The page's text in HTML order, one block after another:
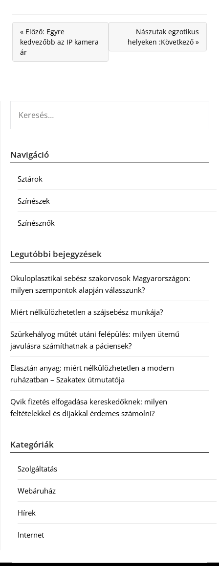
« Előző: Egyre
kedvezőbb az IP kamera
ár
Nászutak egzotikus
helyeken :Következő »
Navigáció
Sztárok
Színészek
Színésznők
Legutóbbi bejegyzések
Okuloplasztikai sebész szakorvosok Magyarországon:
milyen szempontok alapján válasszunk?
Miért nélkülözhetetlen a szájsebész munkája?
Szürkehályog műtét utáni felépülés: milyen ütemű
javulásra számíthatnak a páciensek?
Elasztán anyag: miért nélkülözhetetlen a modern
ruházatban – Szakatex útmutatója
Qvik fizetés elfogadása kereskedőknek: milyen
feltételekkel és díjakkal érdemes számolni?
Kategóriák
Szolgáltatás
Webáruház
Hírek
Internet